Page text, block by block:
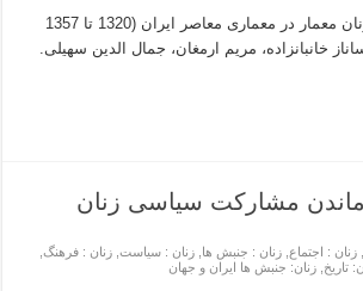
عنوان: بررسی نقش زنان معمار در معماری معاصر ایران (1320 تا 1357
خانبانزاده، مریم ارمغان، جمال الدین سهیلی.
مشارکت سیاسی زنان
,زنان : اجتماع ,زنان : جنبش ها ,زنان : سیاست ,زنان : فرهنگ
تاریخ ,زنان: جنبش ها ایران و جهان